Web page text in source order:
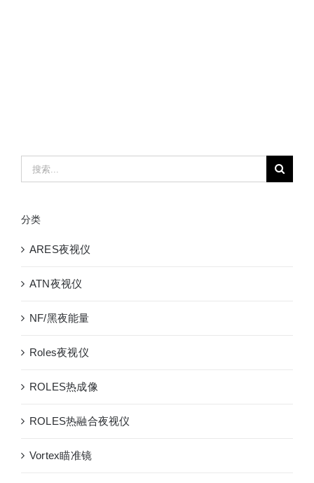
索：
分类
ARES夜视仪
ATN夜视仪
NF/黑夜能量
Roles夜视仪
ROLES热成像
ROLES热融合夜视仪
Vortex瞄准镜